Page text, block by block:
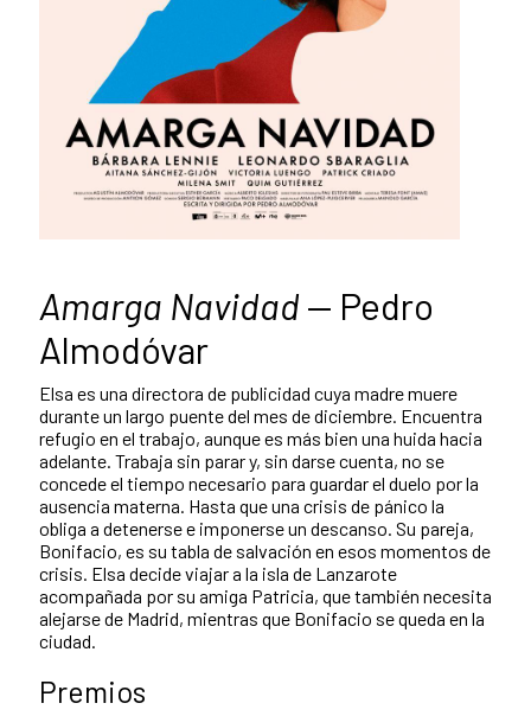
Amarga Navidad — Pedro
Almodóvar
Elsa es una directora de publicidad cuya madre muere
durante un largo puente del mes de diciembre. Encuentra
refugio en el trabajo, aunque es más bien una huida hacia
adelante. Trabaja sin parar y, sin darse cuenta, no se
concede el tiempo necesario para guardar el duelo por la
ausencia materna. Hasta que una crisis de pánico la
obliga a detenerse e imponerse un descanso. Su pareja,
Bonifacio, es su tabla de salvación en esos momentos de
crisis. Elsa decide viajar a la isla de Lanzarote
acompañada por su amiga Patricia, que también necesita
alejarse de Madrid, mientras que Bonifacio se queda en la
ciudad.
Premios